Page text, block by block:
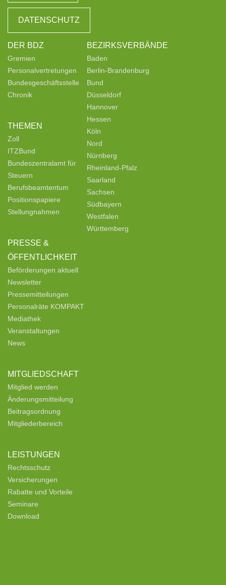
DATENSCHUTZ
DER BDZ
Gremien
Personalvertretungen
Bundesgeschäftsstelle
Chronik
THEMEN
Zoll
ITZBund
Bundeszentralamt für
Steuern
Berufsbeamtentum
Positionspapiere
Stellungnahmen
PRESSE &
ÖFFENTLICHKEIT
Beförderungen aktuell
Newsletter
Pressemitteilungen
Personalräte KOMPAKT
Mediathek
Veranstaltungen
News
MITGLIEDSCHAFT
Mitglied werden
Änderungsmitteilung
Beitragsordnung
Mitgliederbereich
LEISTUNGEN
Rechtsschutz
Versicherungen
Rabatte und Vorteile
Seminare
Download
BEZIRKSVERBÄNDE
Baden
Berlin-Brandenburg
Bund
Düsseldorf
Hannover
Hessen
Köln
Nord
Nürnberg
Rheinland-Pfalz
Saarland
Sachsen
Südbayern
Westfalen
Württemberg